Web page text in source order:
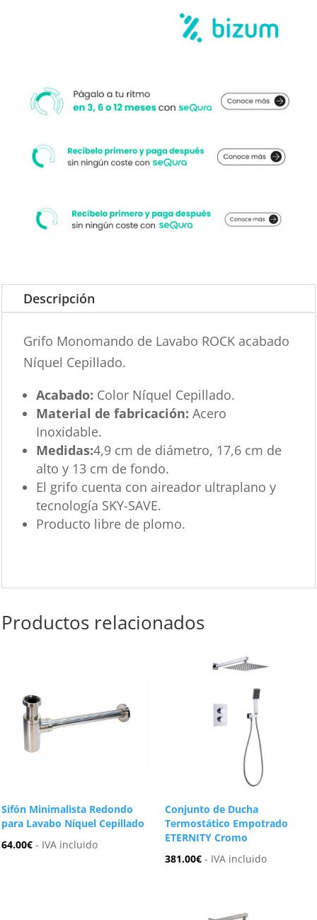
Descripción
Grifo Monomando de Lavabo ROCK acabado
Níquel Cepillado.
Acabado: Color Níquel Cepillado.
Material de fabricación:Acero
Inoxidable.
Medidas:4,9 cm de diámetro, 17,6 cm de
alto y 13 cm de fondo.
El grifo cuenta con aireador ultraplano y
tecnología SKY-SAVE.
Producto libre de plomo.
Productos relacionados
Sifón Minimalista Redondo
para Lavabo Níquel Cepillado
64.00€ - IVA incluido
Conjunto de Ducha
Termostático Empotrado
ETERNITY Cromo
381.00€ - IVA incluido